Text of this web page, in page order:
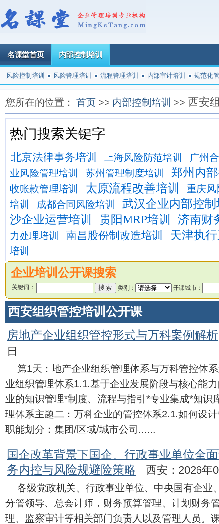
名课堂首页 内部控制培训
风险控制培训 风险管理培训 流程管理培训 内部审计培训 规范化
您所在的位置： 首页 >> 内部控制培训 >> 西安
热门搜索关键字
北京法律事务培训 上海风险防范培训
广州
业风险管理培训
苏州管理制度培训 郑州内
收账款管理培训 太原流程改善培训
重庆风
培训
成都合同风险培训
武汉企业内部控制
沙企业运营培训
贵阳MRP培训 济南财
力处理培训 南昌股份制改造培训 天津执
培训
企业培训公开课搜索
关键词： 类别： 开课城市：
西安组织管控培训公开课
房地产企业组织管控形式与万科案例解析
日
第1天：地产企业组织管理体系与万科管控体
业组织管理体系1.1.基于企业发展阶段与核心能
业的知识管理*制度、流程与指引*专业集成*知识
理体系主题二：万科企业的管控体系2.1.如何设
职能划分：集团/区域/城市公司......
国企改革背景下国企、行政事业单位全
务内控与风险规避险策略
西安：2026年
各级党政机关、行政事业单位、中央国有企业
分管领导、总会计师，财务预算管理、计划财务
理、监察审计等相关部门负责人以及管理人员。